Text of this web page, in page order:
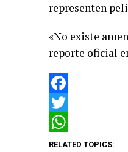
representen
«No existe
reporte oficial
Facebook
Twitter
WhatsApp
RELATED TOPICS: